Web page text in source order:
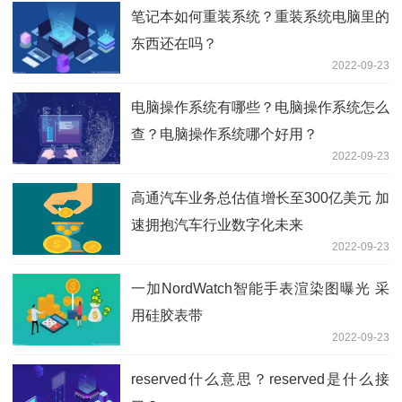
笔记本如何重装系统？重装系统电脑里的
东西还在吗？
2022-09-23
电脑操作系统有哪些？电脑操作系统怎么
查？电脑操作系统哪个好用？
2022-09-23
高通汽车业务总估值增长至300亿美元 加
速拥抱汽车行业数字化未来
2022-09-23
一加NordWatch智能手表渲染图曝光 采
用硅胶表带
2022-09-23
reserved什么意思？reserved是什么接